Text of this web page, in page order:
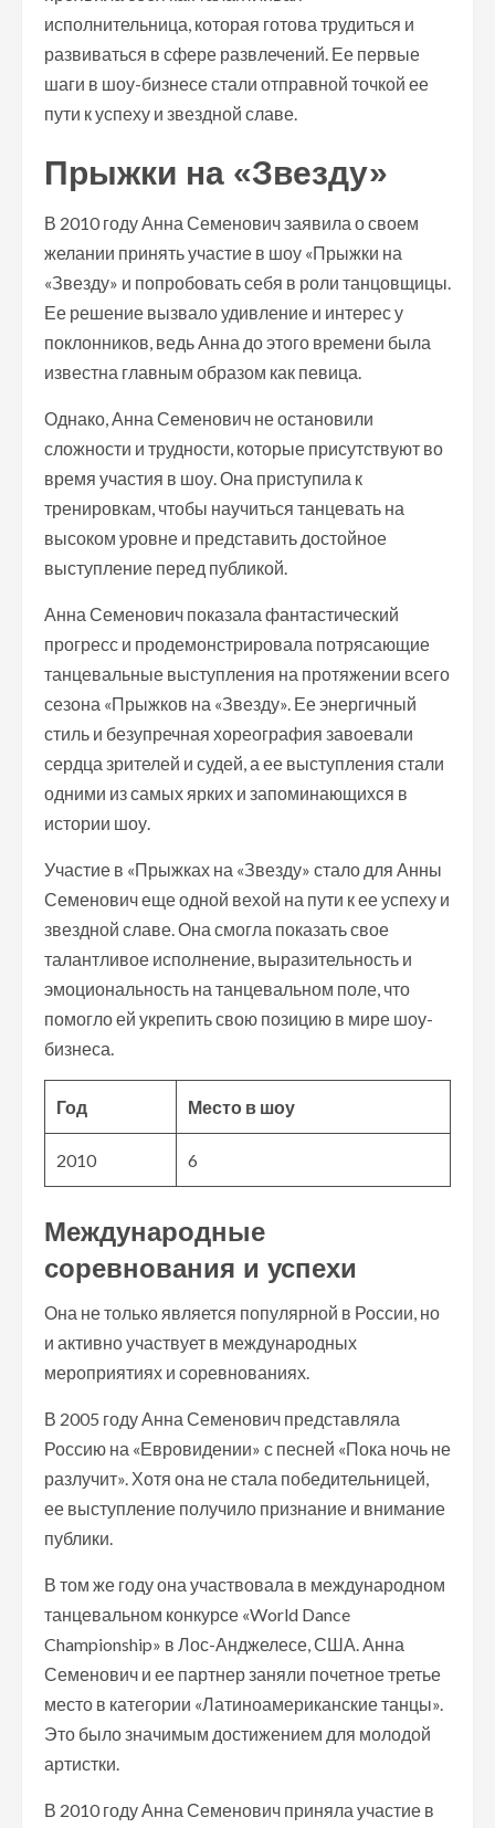
исполнительница, которая готова трудиться и
развиваться в сфере развлечений. Ее первые
шаги в шоу-бизнесе стали отправной точкой ее
пути к успеху и звездной славе.
Прыжки на «Звезду»
В 2010 году Анна Семенович заявила о своем
желании принять участие в шоу «Прыжки на
«Звезду» и попробовать себя в роли танцовщицы.
Ее решение вызвало удивление и интерес у
поклонников, ведь Анна до этого времени была
известна главным образом как певица.
Однако, Анна Семенович не остановили
сложности и трудности, которые присутствуют во
время участия в шоу. Она приступила к
тренировкам, чтобы научиться танцевать на
высоком уровне и представить достойное
выступление перед публикой.
Анна Семенович показала фантастический
прогресс и продемонстрировала потрясающие
танцевальные выступления на протяжении всего
сезона «Прыжков на «Звезду». Ее энергичный
стиль и безупречная хореография завоевали
сердца зрителей и судей, а ее выступления стали
одними из самых ярких и запоминающихся в
истории шоу.
Участие в «Прыжках на «Звезду» стало для Анны
Семенович еще одной вехой на пути к ее успеху и
звездной славе. Она смогла показать свое
талантливое исполнение, выразительность и
эмоциональность на танцевальном поле, что
помогло ей укрепить свою позицию в мире шоу-
бизнеса.
Год Место в шоу
2010 6
Международные
соревнования и успехи
Она не только является популярной в России, но
и активно участвует в международных
мероприятиях и соревнованиях.
В 2005 году Анна Семенович представляла
Россию на «Евровидении» с песней «Пока ночь не
разлучит». Хотя она не стала победительницей,
ее выступление получило признание и внимание
публики.
В том же году она участвовала в международном
танцевальном конкурсе «World Dance
Championship» в Лос-Анджелесе, США. Анна
Семенович и ее партнер заняли почетное третье
место в категории «Латиноамериканские танцы».
Это было значимым достижением для молодой
артистки.
В 2010 году Анна Семенович приняла участие в